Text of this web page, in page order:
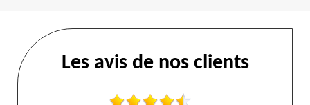
Les avis de nos clients